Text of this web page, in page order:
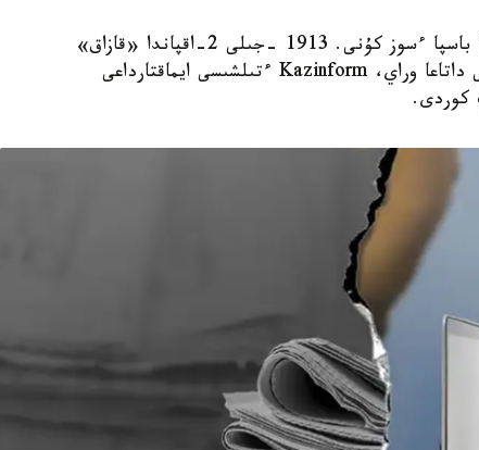
استانا. KAZINFORM - بۇگىن - قازاقستاندا باسپا ءسوز كۇنى. 1913 -جىلى 2-اقپاندا «قازاق»
گازەتىنىڭ تۇڭعىش نومەرى جارىققا شىقتى. وسى داتاعا وراي، Kazinform ءتىلشىسى ايماقتارداعى
كوردى.